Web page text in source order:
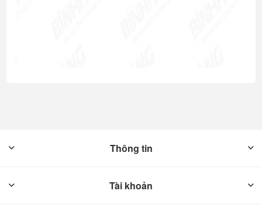
Thông tin
Tài khoản